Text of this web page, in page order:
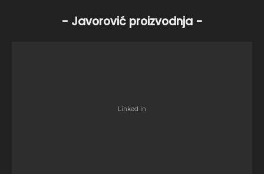
- Javorović proizvodnja -
Linked in